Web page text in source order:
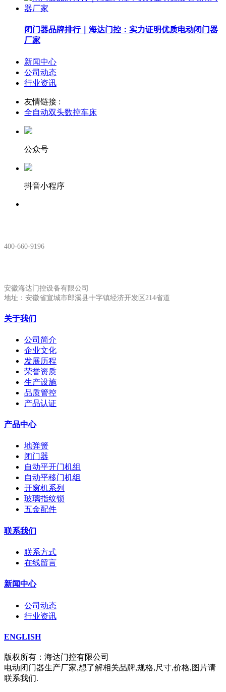
闭门器品牌排行｜海达门控：实力证明优质电动闭门器
厂家
新闻中心
公司动态
行业资讯
友情链接 :
全自动双头数控车床
公众号
抖音小程序
400-660-9196
安徽海达门控设备有限公司
地址：安徽省宣城市郎溪县十字镇经济开发区214省道
关于我们
公司简介
企业文化
发展历程
荣誉资质
生产设施
品质管控
产品认证
产品中心
地弹簧
闭门器
自动平开门机组
自动平移门机组
开窗机系列
玻璃指纹锁
五金配件
联系我们
联系方式
在线留言
新闻中心
公司动态
行业资讯
ENGLISH
版权所有：海达门控有限公司
电动闭门器生产厂家,想了解相关品牌,规格,尺寸,价格,图片请
联系我们.